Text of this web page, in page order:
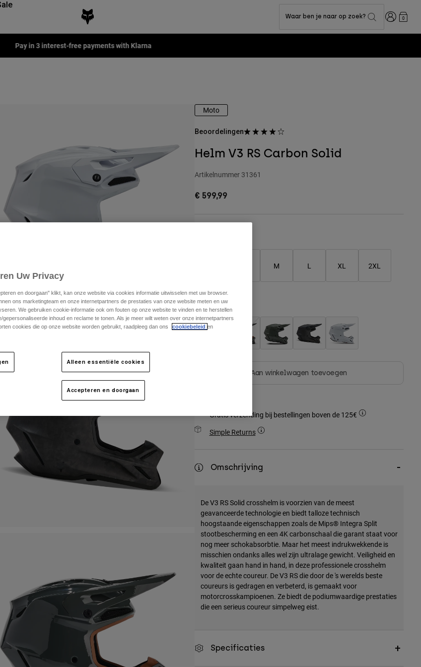
Waar ben je naar op zoek? Inloggen
0
Fox LAB Capsule Collection -Shop now
Moto
Beoordelingen
Helm V3 RS Carbon Solid
Artikelnummer 31361
€ 599,99
M L XL 2XL
Kleur -
Aan winkelwagen toevoegen
Gratis verzending bij bestellingen boven de 125€
Simple Returns
Omschrijving
De V3 RS Solid crosshelm is voorzien van de meest
geavanceerde technologie en biedt talloze technisch
hoogstaande eigenschappen zoals de Mips® Integra Split
stootbescherming en een 4K carbonschaal die garant staat voor
nog meer schokabsorbtie. Maar het meest indrukwekkende is
misschien ondanks alles wel zijn ultralage gewicht. Veiligheid en
kwaliteit gaan hand in hand, in deze professionele crosshelm
voor de echte coureur. De V3 RS die door de 's werelds beste
coureurs is gedragen en verbeterd, is gemaakt voor
motorcrosskampioenen. Ze biedt de podiumwaardige prestaties
die een serieus coureur simpelweg eist.
Specificaties
Uw Privacy
en doorgaan" klikt, kan onze website via cookies informatie uitwisselen met uw browser.
ons marketingteam en onze internetpartners de prestaties van onze website meten en uw
We gebruiken cookie-informatie ook om fouten op onze website te vinden en te herstellen
gepersonaliseerde inhoud en reclame te tonen. Als je meer wilt weten over onze internetpartners
cookies die op onze website worden gebruikt, raadpleeg dan ons
cookiebeleid en
Alleen essentiële cookies
Accepteren en doorgaan